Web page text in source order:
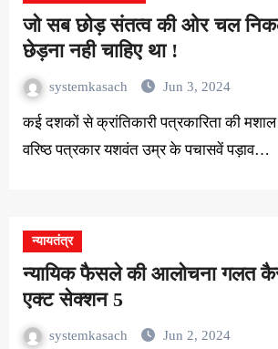
जो सब छोड़ संतत्व की ओर चल
छेड़ना नही चाहिए था !
systemkasach Jun 3, 2024
कई दशकों से क्रांतिकारी पत्रकारिता की मशाल अपने हाथों में थामे
वरिष्ठ पत्रकार यशवंत उम्र के पचासवें पड़ाव…
न्यायतंत्र
न्यायिक फैसले की आलोचना गलत
एक्ट सेक्शन 5
systemkasach Jun 2, 2024